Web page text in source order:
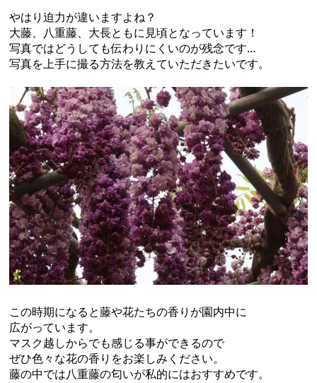
やはり迫力が違いますよね？
大藤、八重藤、大長ともに見頃となっています！
写真ではどうしても伝わりにくいのが残念です…
写真を上手に撮る方法を教えていただきたいです。
この時期になると藤や花たちの香りが園内中に
広がっています。
マスク越しからでも感じる事ができるので
ぜひ色々な花の香りをお楽しみください。
藤の中では八重藤の匂いが私的にはおすすめです。